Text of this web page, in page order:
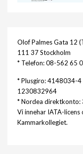
Olof Palmes Gata 12
111 37 Stockholm
* Telefon: 08-562 65
* Plusgiro: 4148034-
1230832964
* Nordea direktkonto:
Vi innehar IATA-
Kammarkollegiet.